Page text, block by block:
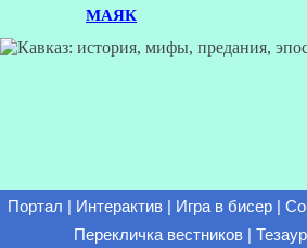
МАЯК
Портал Интерактив| Игра в бисер|
Перекличка вестников